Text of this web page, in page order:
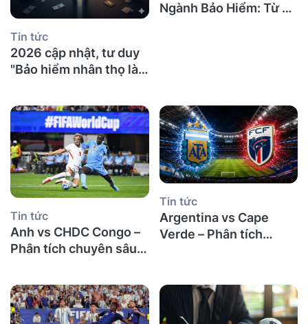
Tin tức
2026 cập nhật, tư duy
"Bảo hiểm nhân thọ là
xác suất gõ cửa, sự
chuẩn bị mới là tài sản
thực sự
Ngành Bảo Hiểm: Từ Tự
Tin tức
Anh vs CHDC Congo –
Phân tích chuyên sâu
đấu vòng 32 đội World
Cup 2026
Tin tức
Argentina vs Cape
Verde – Phân tích
32 đội World Cup 2026